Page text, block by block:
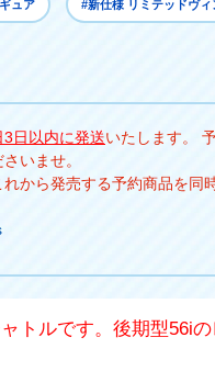
ュア #新仕様 リミテッドヴ
3日以内に発送いたします。
いませ。
から発売する予約商品を同
トルです。後期型56i